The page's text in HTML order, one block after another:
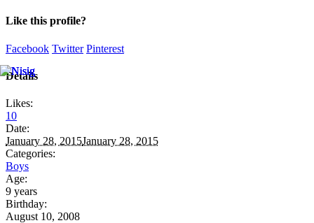
Like this profile?
Facebook Twitter Pinterest
Details
Likes:
10
Date:
January 28, 2015January 28, 2015
Categories:
Boys
Age:
9 years
Birthday:
August 10, 2008